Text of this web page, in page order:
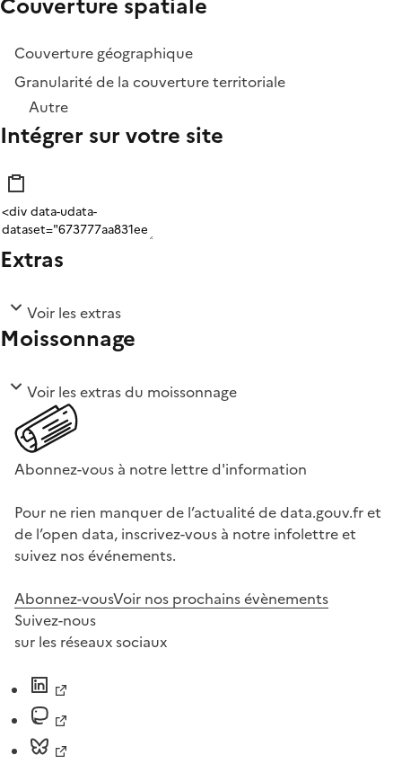
Couverture spatiale
Couverture géographique
Granularité de la couverture territoriale
Autre
Intégrer sur votre site
Extras
Voir les extras
Moissonnage
Voir les extras du moissonnage
Abonnez-vous à notre lettre d'information
Pour ne rien manquer de l’actualité de data.gouv.fr et
de l’open data, inscrivez-vous à notre infolettre et
suivez nos événements.
Abonnez-vousVoir nos prochains évènements
Suivez-nous
sur les réseaux sociaux